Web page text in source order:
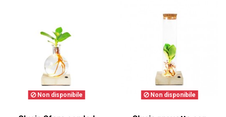
Non disponibile Non disponibile